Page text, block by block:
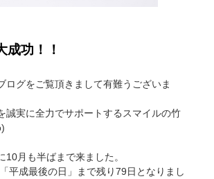
成功！！
ログをご覧頂きまして有難うございま
誠実に全力でサポートするスマイルの竹
10月も半ばまで来ました。
平成最後の日」まで残り79日となりまし